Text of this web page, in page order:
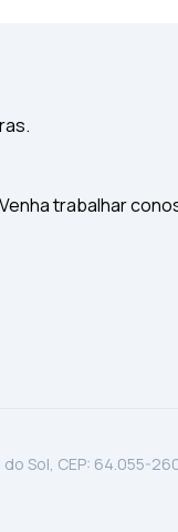
trabalhar
Sol, CEP: 64.055-